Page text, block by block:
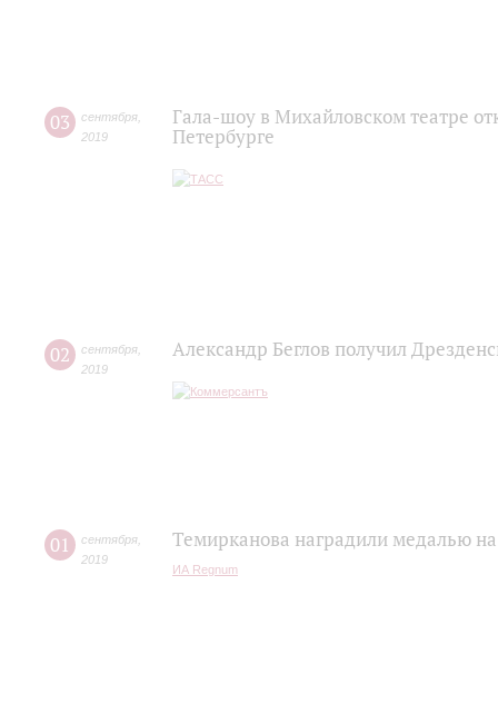
03 сентября
2019
Гала-шоу в Михайловском театре
Петербурге
02 сентября
2019
Александр Беглов получил
01 сентября
2019
Темирканова наградили медалью
ИА Regnum